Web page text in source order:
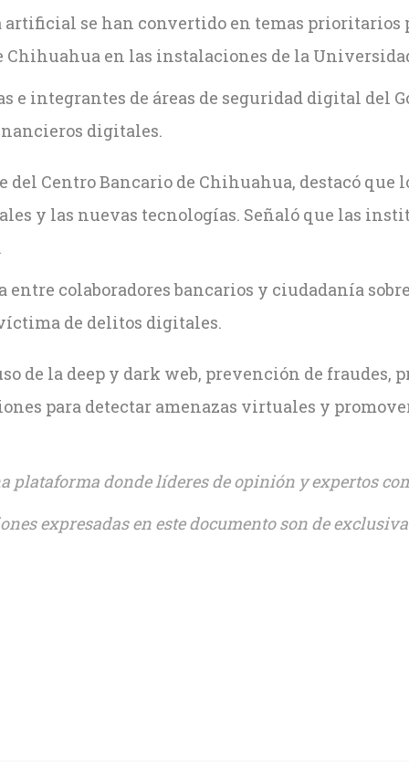
se han convertido en temas
en las instalaciones de la
e integrantes de áreas de seguridad digital del
digitales.
Centro Bancario de Chihuahua, destacó que
y las nuevas tecnologías. Señaló que las
colaboradores bancarios y ciudadanía
de delitos digitales.
de la deep y dark web, prevención de
para detectar amenazas virtuales y
plataforma donde líderes de opinión y expertos
expresadas en este documento son de